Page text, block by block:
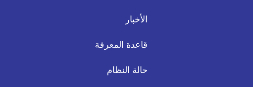
الأخبار
قاعدة المعرفة
حالة النظام